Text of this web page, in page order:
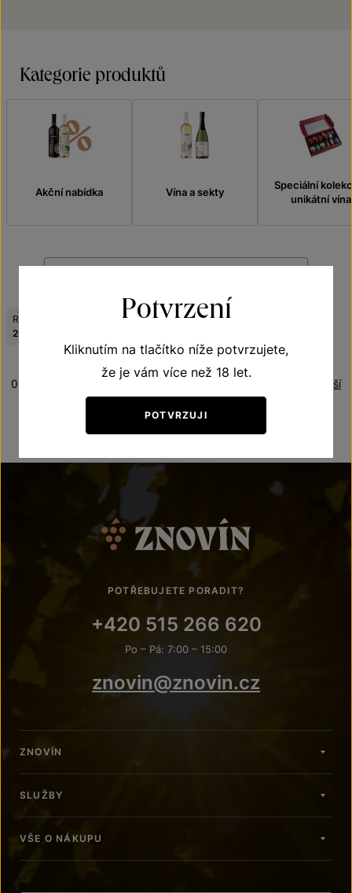
Kategorie produktů
Akční nabídka Vína a sekty
Speciální
unikátní vína
Ročník:
2023
Obsah cukru:
Odrůda:
Nejnovější
0 produktů
POTŘEBUJETE PORADIT?
+420 515 266 620
Po – Pá: 7:00 – 15:00
znovin@znovin.cz
ZNOVÍN
SLUŽBY
VŠE O NÁKUPU
Potvrzení
Kliknutím na tlačítko níže potvrzujete,
že je vám více než 18 let.
POTVRZUJI